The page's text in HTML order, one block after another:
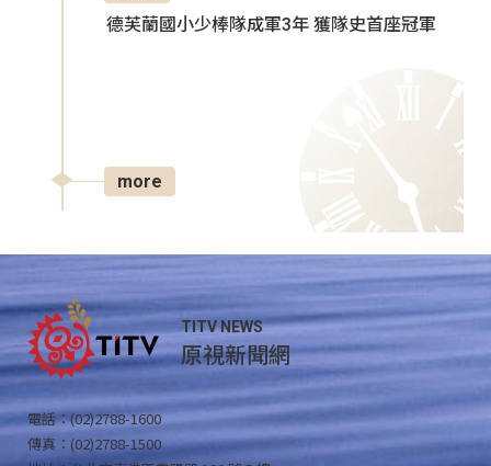
德芙蘭國小少棒隊成軍3年 獲隊史首座冠軍
more
TITV NEWS
原視新聞網
電話：(02)2788-1600
傳真：(02)2788-1500